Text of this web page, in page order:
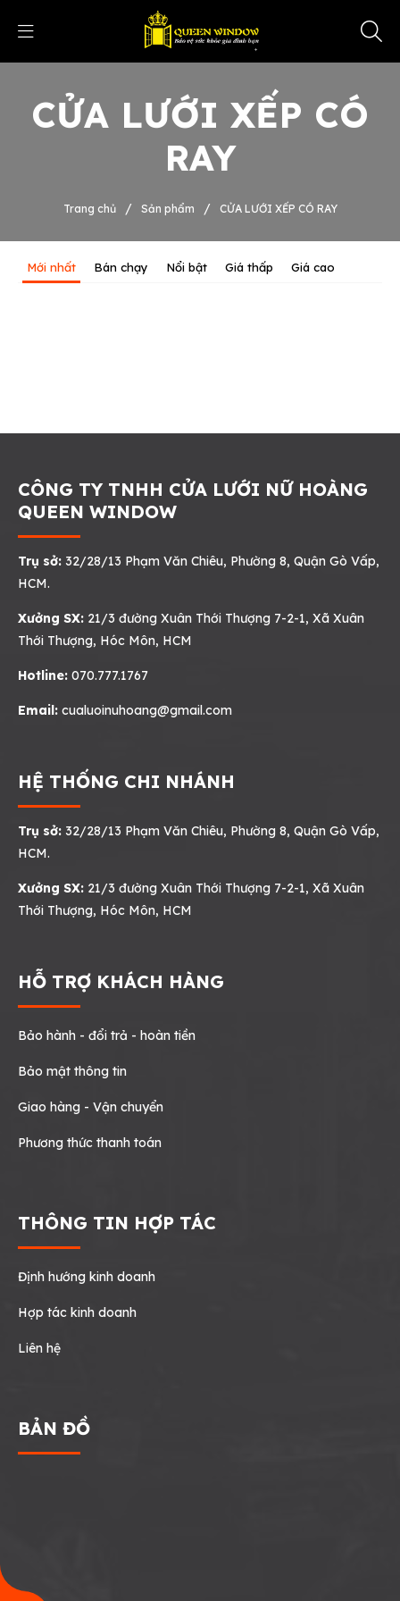
CỬA LƯỚI XẾP CÓ
RAY
Trang chủ / Sản phẩm / CỬA LƯỚI XẾP CÓ RAY
Mới nhất Bán chạy Nổi bật Giá thấp Giá cao
CÔNG TY TNHH CỬA LƯỚI NỮ HOÀNG
QUEEN WINDOW
Trụ sở: 32/28/13 Phạm Văn Chiêu, Phường 8, Quận Gò Vấp,
HCM.
Xưởng SX: 21/3 đường Xuân Thới Thượng 7-2-1, Xã Xuân
Thới Thượng, Hóc Môn, HCM
Hotline: 070.777.1767
Email: cualuoinuhoang@gmail.com
HỆ THỐNG CHI NHÁNH
Trụ sở: 32/28/13 Phạm Văn Chiêu, Phường 8, Quận Gò Vấp,
HCM.
Xưởng SX: 21/3 đường Xuân Thới Thượng 7-2-1, Xã Xuân
Thới Thượng, Hóc Môn, HCM
HỖ TRỢ KHÁCH HÀNG
Bảo hành - đổi trả - hoàn tiền
Bảo mật thông tin
Giao hàng - Vận chuyển
Phương thức thanh toán
THÔNG TIN HỢP TÁC
Định hướng kinh doanh
Hợp tác kinh doanh
Liên hệ
BẢN ĐỒ